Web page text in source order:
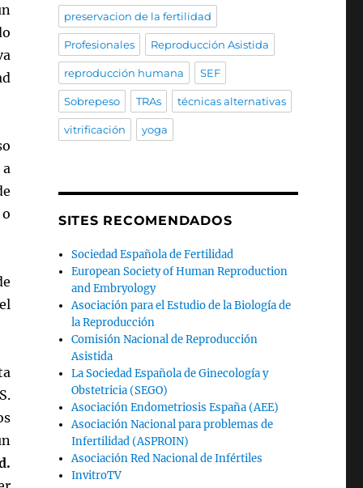
preservacion de la fertilidad
Profesionales Reproducción Asistida
reproducción humana SEF
Sobrepeso TRAs técnicas alternativas
vitrificación yoga
SITES RECOMENDADOS
Sociedad Española de Fertilidad
European Society of Human Reproduction
and Embryology
Asociación para el Estudio de la Biología de
la Reproducción
Comisión Nacional de Reproducción
Asistida
La Sociedad Española de Ginecología y
Obstetricia (SEGO)
Asociación Endometriosis España (AEE)
Asociación Nacional para problemas de
Infertilidad (ASPROIN)
Asociación Red Nacional de Infértiles
InvitroTV